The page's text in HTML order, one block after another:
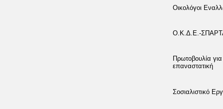
Οικολόγοι
Ο.Κ.Δ.Ε.-
Πρωτοβουλία
επαναστατική
Σοσιαλιστικό